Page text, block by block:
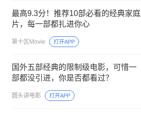
最高9.3分！推荐10部必看的经典家庭
片，每一部都扎进你心
第十区Movie 打开APP
国外五部经典的限制级电影，可惜一
部都没引进，你是否都看过？
圆头讲电影 打开APP